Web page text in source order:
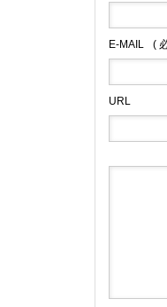
E-MAIL (
URL